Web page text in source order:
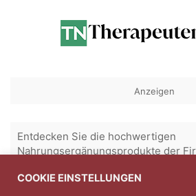
Anzeigen
Entdecken Sie die hochwertigen
Nahrungsergänungsprodukte der
Jahn & Partner
COOKIE EINSTELLUNGEN